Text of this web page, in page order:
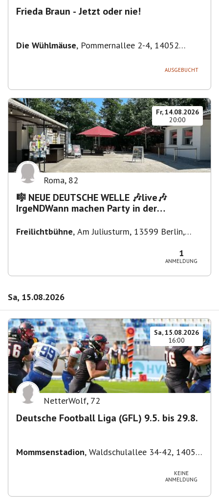
Frieda Braun - Jetzt oder nie!
Die Wühlmäuse, Pommernallee 2-4, 14052
AUSGEBUCHT
Fr, 14.08.2026
20:00
Roma, 82
🎼 NEUE DEUTSCHE WELLE 🎶live🎶
IrgeNDWann machen Party in der
Freilichtbühne, Am Juliusturm, 13599 Berlin,
1
ANMELDUNG
Sa, 15.08.2026
Sa, 15.08.2026
16:00
NetterWolf, 72
Deutsche Football Liga (GFL) 9.5. bis 29.8.
Mommsenstadion, Waldschulallee 34-42, 14055
KEINE
ANMELDUNG